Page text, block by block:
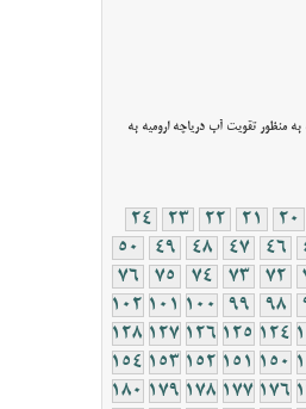
منظور تقویت آب دریاچه ارومیه به
20
21
22
23
24
46
47
48
49
50
72
73
74
75
76
98
99
100
101
102
124
125
126
127
128
150
151
152
153
154
176
177
178
179
180